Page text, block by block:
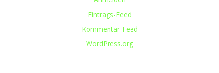
Eintrags-Feed
Kommentar-Feed
WordPress.org